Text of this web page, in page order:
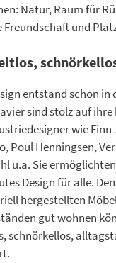
Natur, Raum für
und
entstand schon in
sind stolz auf
wie Finn
Poul Henningsen,
u.a. Sie
Design für alle.
hergestellten
gut wohnen
schnörkellos,